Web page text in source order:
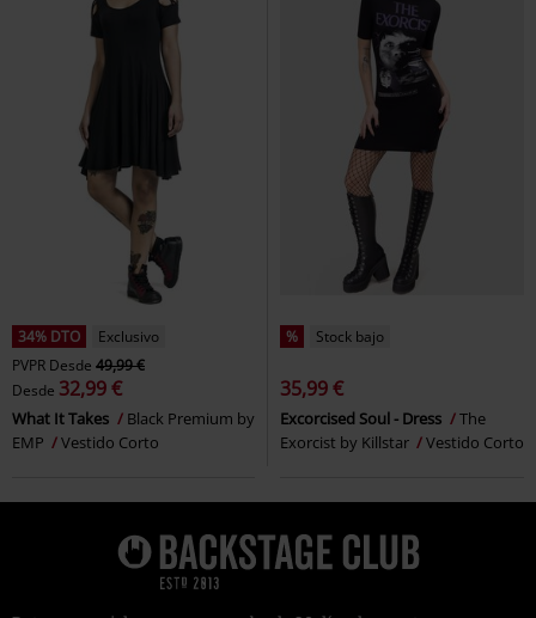
34% DTO
Exclusivo
PVPR Desde 49,99 €
Desde 32,99 €
What It Takes
Black Premium by
EMP
Vestido Corto
% Stock bajo
35,99 €
Excorcised Soul - Dress
The
Exorcist by Killstar
Vestido Corto